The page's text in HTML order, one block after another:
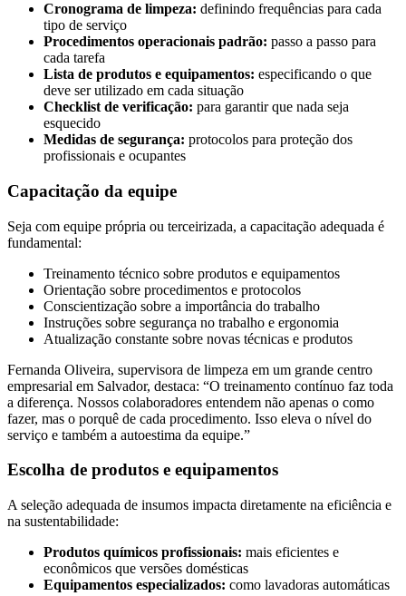
Cronograma de limpeza: definindo frequências para cada
tipo de serviço
Procedimentos operacionais padrão: passo a passo para
cada tarefa
Lista de produtos e equipamentos: especificando o que
deve ser utilizado em cada situação
Checklist de verificação: para garantir que nada seja
esquecido
Medidas de segurança: protocolos para proteção dos
profissionais e ocupantes
Capacitação da equipe
Seja com equipe própria ou terceirizada, a capacitação adequada é
fundamental:
Treinamento técnico sobre produtos e equipamentos
Orientação sobre procedimentos e protocolos
Conscientização sobre a importância do trabalho
Instruções sobre segurança no trabalho e ergonomia
Atualização constante sobre novas técnicas e produtos
Fernanda Oliveira, supervisora de limpeza em um grande centro
empresarial em Salvador, destaca: “O treinamento contínuo faz toda
a diferença. Nossos colaboradores entendem não apenas o como
fazer, mas o porquê de cada procedimento. Isso eleva o nível do
serviço e também a autoestima da equipe.”
Escolha de produtos e equipamentos
A seleção adequada de insumos impacta diretamente na eficiência e
na sustentabilidade:
Produtos químicos profissionais: mais eficientes e
econômicos que versões domésticas
Equipamentos especializados: como lavadoras automáticas